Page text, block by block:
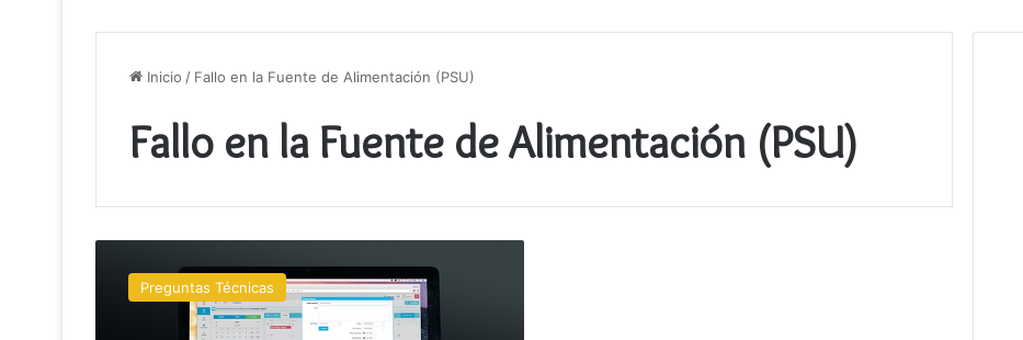
Inicio / Fallo en la Fuente de Alimentación (PSU)
Fallo en la Fuente de Alimentación (PSU)
Preguntas Técnicas